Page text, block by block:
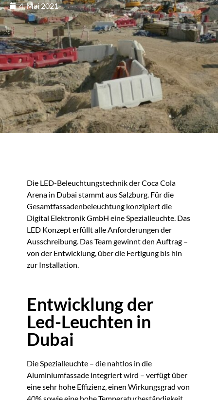
4. Mai 2021
Die LED-Beleuchtungstechnik der Coca Cola
Arena in Dubai stammt aus Salzburg. Für die
Gesamtfassadenbeleuchtung konzipiert die
Digital Elektronik GmbH eine Spezialleuchte. Das
LED Konzept erfüllt alle Anforderungen der
Ausschreibung. Das Team gewinnt den Auftrag –
von der Entwicklung, über die Fertigung bis hin
zur Installation.
Entwicklung der
Led-Leuchten in
Dubai
Die Spezialleuchte – die nahtlos in die
Aluminiumfassade integriert wird – verfügt über
eine sehr hohe Effizienz, einen Wirkungsgrad von